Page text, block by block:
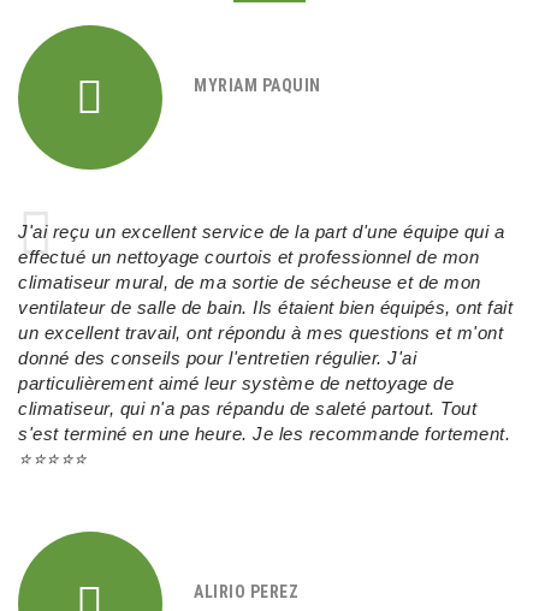
MYRIAM PAQUIN
J'ai reçu un excellent service de la part d'une équipe qui a
effectué un nettoyage courtois et professionnel de mon
climatiseur mural, de ma sortie de sécheuse et de mon
ventilateur de salle de bain. Ils étaient bien équipés, ont fait
un excellent travail, ont répondu à mes questions et m'ont
donné des conseils pour l'entretien régulier. J'ai
particulièrement aimé leur système de nettoyage de
climatiseur, qui n'a pas répandu de saleté partout. Tout
s'est terminé en une heure. Je les recommande fortement.
⭐⭐⭐⭐⭐
ALIRIO PEREZ